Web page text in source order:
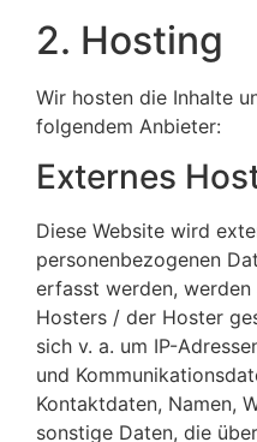
2. Hosting
Wir hosten die Inhalte
folgendem Anbieter:
Externes
Diese Website wird
personenbezogenen
erfasst werden,
Hosters / der Hoster
sich v. a. um IP-
und
Kontaktdaten, Namen,
sonstige Daten, die